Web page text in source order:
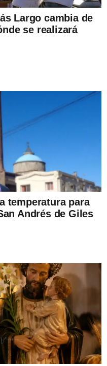
Largo cambia de
se realizará
temperatura para
Andrés de Giles